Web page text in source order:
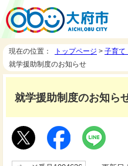
現在の位置： トップページ > 子育て
就学援助制度のお知らせ
就学援助制度のお知ら